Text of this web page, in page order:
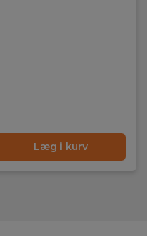
Læg i kurv